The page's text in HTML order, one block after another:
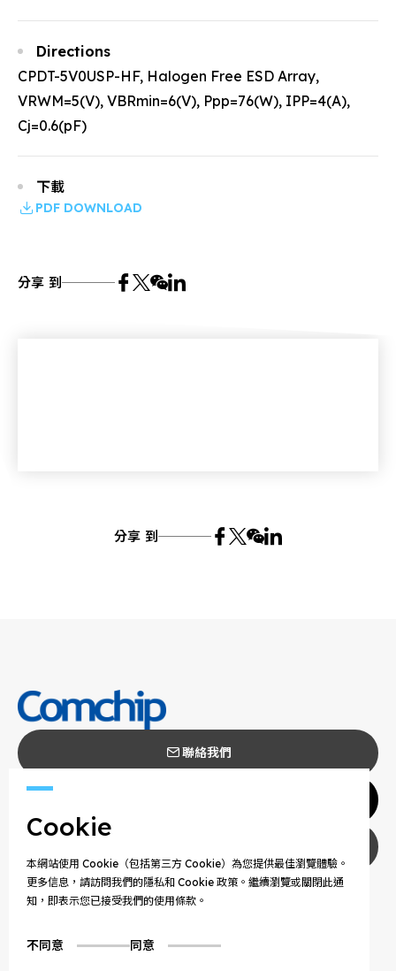
Directions
CPDT-5V0USP-HF, Halogen Free ESD Array,
VRWM=5(V), VBRmin=6(V), Ppp=76(W), IPP=4(A),
Cj=0.6(pF)
下載
PDF DOWNLOAD
分享 到
分享 到
聯絡我們
COPYRIGHT © 2025 COMCHIP TECHNOLOGY CO.,
Cookie
本網站使用 Cookie（包括第三方 Cookie）為您提供最佳瀏覽體驗。
更多信息，請訪問我們的隱私和 Cookie 政策。繼續瀏覽或關閉此通
知，即表示您已接受我們的使用條款。
不同意 同意